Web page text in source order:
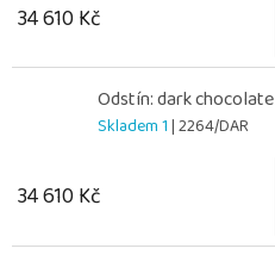
34 610 Kč
Odstín: dark chocolate
Skladem 1| 2264/DAR
34 610 Kč